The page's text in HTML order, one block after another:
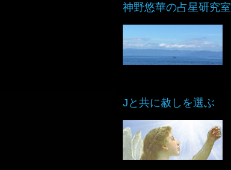
神野悠華の占星研究室
Jと共に赦しを選ぶ